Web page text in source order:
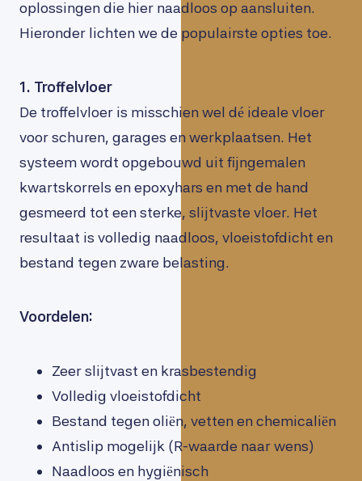
oplossingen die hier naadloos op aansluiten.
Hieronder lichten we de populairste opties toe.
1. Troffelvloer
De troffelvloer is misschien wel dé ideale vloer
voor schuren, garages en werkplaatsen. Het
systeem wordt opgebouwd uit fijngemalen
kwartskorrels en epoxyhars en met de hand
gesmeerd tot een sterke, slijtvaste vloer. Het
resultaat is volledig naadloos, vloeistofdicht en
bestand tegen zware belasting.
Voordelen:
Zeer slijtvast en krasbestendig
Volledig vloeistofdicht
Bestand tegen oliën, vetten en chemicaliën
Antislip mogelijk (R-waarde naar wens)
Naadloos en hygiënisch